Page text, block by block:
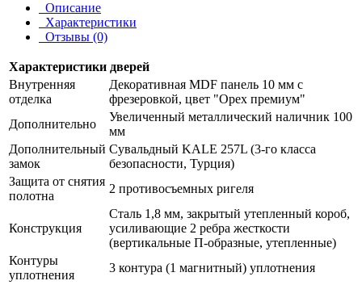
Описание
Характеристики
Отзывы (0)
Характеристики дверей
Внутренняя
отделка
Декоративная MDF панель 10 мм с
фрезеровкой, цвет "Орех премиум"
Дополнительно
Увеличенный металлический наличник 100
мм
Дополнительный
замок
Сувальдный KALE 257L (3-го класса
безопасности, Турция)
Защита от снятия
полотна
2 противосъемных ригеля
Конструкция
Сталь 1,8 мм, закрытый утепленный короб,
усиливающие 2 ребра жесткости
(вертикальные П-образные, утепленные)
Контуры
уплотнения
3 контура (1 магнитный) уплотнения